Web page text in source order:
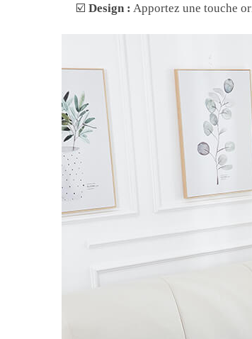
☑️Design : Apportez une touche